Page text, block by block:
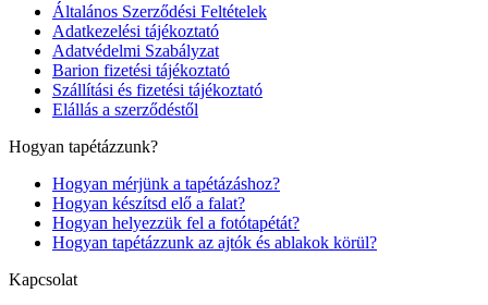
Általános Szerződési Feltételek
Adatkezelési tájékoztató
Adatvédelmi Szabályzat
Barion fizetési tájékoztató
Szállítási és fizetési tájékoztató
Elállás a szerződéstől
Hogyan tapétázzunk?
Hogyan mérjünk a tapétázáshoz?
Hogyan készítsd elő a falat?
Hogyan helyezzük fel a fotótapétát?
Hogyan tapétázzunk az ajtók és ablakok körül?
Kapcsolat